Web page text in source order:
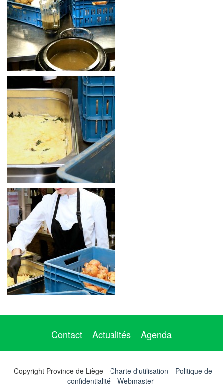
Contact Actualités Agenda
Copyright Province de Liège Charte d'utilisation
Politique de
confidentialité
Webmaster